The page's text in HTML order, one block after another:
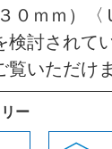
０ｍｍ）〈
検討されて
覧いただけ
ー